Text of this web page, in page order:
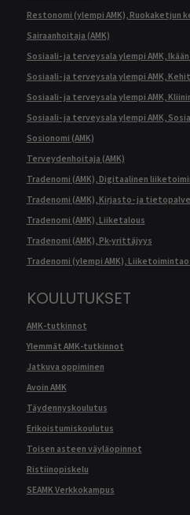
Restonomi (ylempi AMK), Ruokaketjun
Sairaanhoitaja (AMK)
Sosiaali- ja terveysala ylempi AMK,
Sosiaali- ja terveysala ylempi AMK,
Sosiaali- ja terveysala ylempi AMK,
Sosiaali- ja terveysala ylempi AMK,
Sosionomi (AMK)
Terveydenhoitaja (AMK)
Tradenomi (AMK), Digitaalinen
Tradenomi (AMK), Kirjasto- ja
Tradenomi (AMK), Liiketalous
Tradenomi (AMK), Pk-yrittäjyys
Tradenomi (ylempi AMK),
KOULUTUKSET
AMK-tutkinnot
Ylemmät AMK-tutkinnot
Jatkuva oppiminen
Avoin AMK
Täydennyskoulutus
Erikoistumiskoulutus
Toisen asteen väyläopinnot
Ristiinopiskelu
SEAMK Verkkokampus